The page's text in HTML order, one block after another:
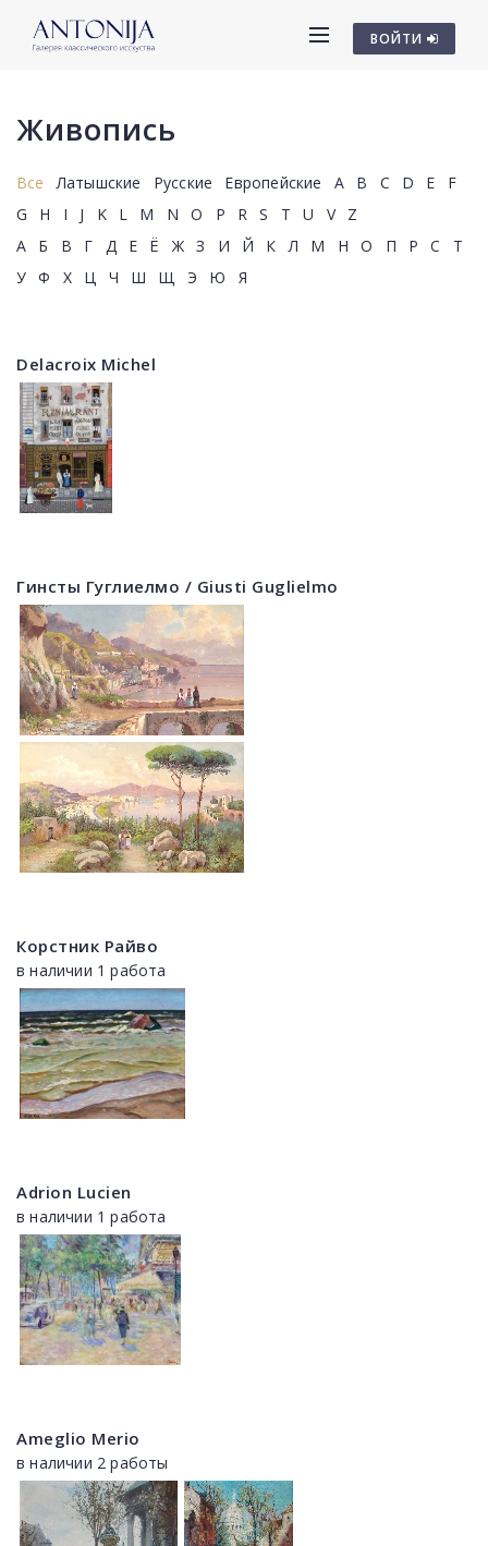
ВОЙТИ
Живопись
Все Латышские Русские Европейские A B C D E
F
G
H I J K L M N O P R S T U V
Z
А
Б В Г Д Е Ё Ж З И Й К Л М Н О П Р С
Т
У
Ф Х Ц Ч Ш Щ Э Ю Я
Delacroix Michel
Гинсты Гуглиелмо / Giusti Guglielmo
Корстник Райво
в наличии 1 работа
Adrion Lucien
в наличии 1 работа
Ameglio Merio
в наличии 2 работы